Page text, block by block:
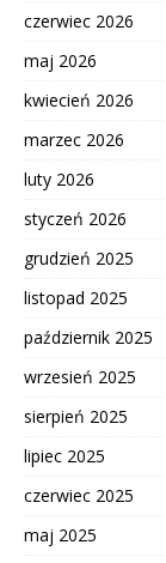
czerwiec 2026
maj 2026
kwiecień 2026
marzec 2026
luty 2026
styczeń 2026
grudzień 2025
listopad 2025
październik 2025
wrzesień 2025
sierpień 2025
lipiec 2025
czerwiec 2025
maj 2025